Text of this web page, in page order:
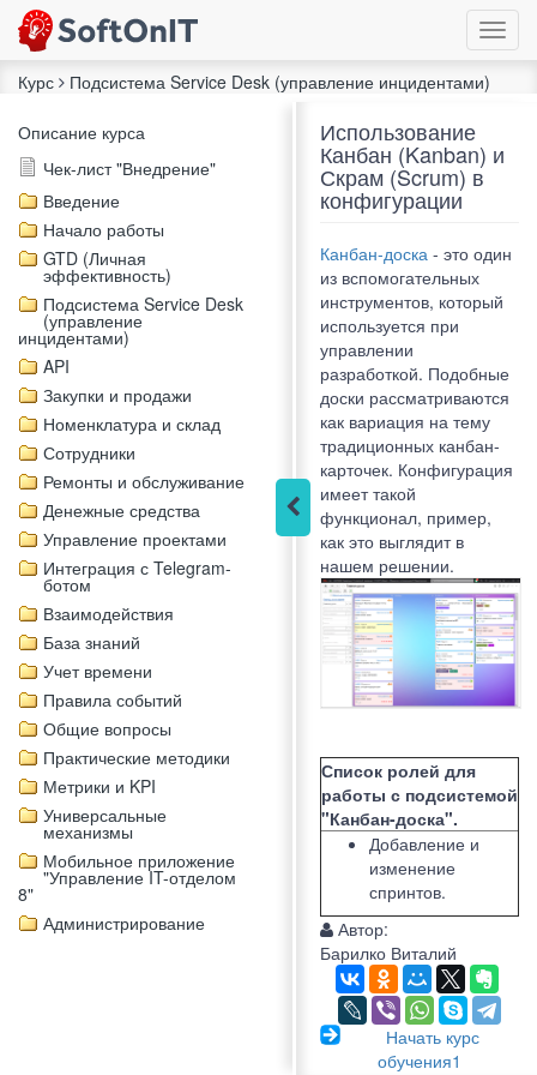
Курс Подсистема Service Desk (управление инцидентами)
Описание курса
Чек-лист "Внедрение"
Введение
Начало работы
GTD (Личная
эффективность)
Подсистема Service Desk
(управление
инцидентами)
API
Закупки и продажи
Номенклатура и склад
Сотрудники
Ремонты и обслуживание
Денежные средства
Управление проектами
Интеграция с Telegram-
ботом
Взаимодействия
База знаний
Учет времени
Правила событий
Общие вопросы
Практические методики
Метрики и KPI
Универсальные
механизмы
Мобильное приложение
"Управление IT-отделом
8"
Администрирование
Использование
Канбан (Kanban) и
Скрам (Scrum) в
конфигурации
Канбан-доска - это один
из вспомогательных
инструментов, который
используется при
управлении
разработкой. Подобные
доски рассматриваются
как вариация на тему
традиционных канбан-
карточек. Конфигурация
имеет такой
функционал, пример,
как это выглядит в
нашем решении.
Список ролей для
работы с подсистемой
"Канбан-доска".
Добавление и
изменение
спринтов.
Автор:
Барилко Виталий
Начать курс
обучения1